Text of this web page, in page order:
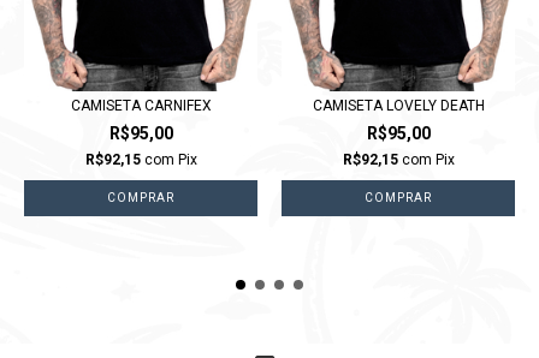
CAMISETA CARNIFEX
R$95,00
R$92,15 com Pix
COMPRAR
CAMISETA LOVELY DEATH
R$95,00
R$92,15 com Pix
COMPRAR